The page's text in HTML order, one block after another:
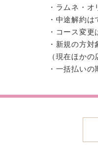
・ラムネ・
・中途解約
・コース変更
・新規の方
（現在ほか
・一括払い